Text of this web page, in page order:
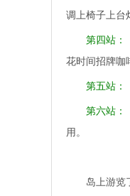
调上椅子上台
第四站：
花时间招牌咖
第五站：
第六站：
用。
岛上游览